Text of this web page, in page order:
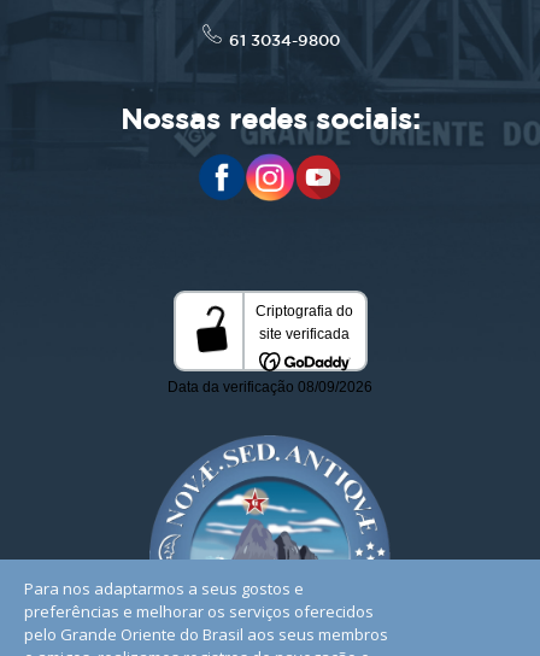
61 3034-9800
Nossas redes sociais:
Para nos adaptarmos a seus gostos e
preferências e melhorar os serviços oferecidos
pelo Grande Oriente do Brasil aos seus membros